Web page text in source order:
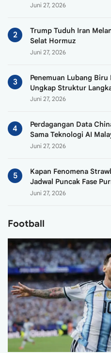
Juni 27, 2026
Trump Tuduh Iran
Selat Hormuz
Juni 27, 2026
Penemuan Lubang
Ungkap Struktur
Juni 27, 2026
Perdagangan Data
Sama Teknologi AI
Juni 27, 2026
Kapan Fenomena
Jadwal Puncak Fase
Juni 27, 2026
Football